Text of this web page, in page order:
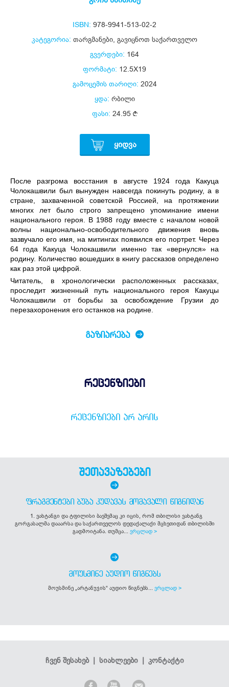
ISBN: 978-9941-513-02-2
კატეგორია: თარგმანები გავიცნოთ საქართველო
გვერდები: 164
ფორმატი: 12.5X19
გამოცემის თარიღი: 2024
ყდა: რბილი
ფასი: 24.95
ᲧᲘᲓᲕᲐ
После разгрома восстания в августе 1924 года Какуца
Чолокашвили был вынужден навсегда покинуть родину, а в
стране, захваченной советской Россией, на протяжении
многих лет было строго запрещено упоминание имени
национального героя. В 1988 году вместе с началом новой
волны национально-освободительного движения вновь
зазвучало его имя, на митингах появился его портрет. Через
64 года Какуца Чолокашвили именно так «вернулся» на
родину. Количество вошедших в книгу рассказов определено
как раз этой цифрой.
Читатель, в хронологически расположенных рассказах,
проследит жизненный путь национального героя Какуцы
Чолокашвили от борьбы за освобождение Грузии до
перезахоронения его останков на родине.
ᲒᲐᲖᲘᲐᲠᲔᲑᲐ
რეცენზიები
ᲠᲔᲪᲔᲜᲖᲘᲔᲑᲘ ᲐᲠ ᲐᲠᲘᲡ
შეთავაზებები
ᲤᲠᲐᲒᲛᲔᲜᲢᲔᲑᲘ ᲑᲣᲑᲐ ᲙᲣᲓᲐᲕᲐᲡ ᲛᲝᲛᲐᲕᲐᲚᲘ ᲬᲘᲒᲜᲘᲓᲐᲜ
1. ვახტანგი და ტფილისი ბავშვმაც კი იცის, რომ თბილისი ვახტანგ
გორგასალმა დააარსა და საქართველოს დედაქალაქი მცხეთიდან თბილისში
გადმოიტანა. თუმცა... ვრცლად >
ᲛᲝᲣᲡᲛᲘᲜᲔ ᲐᲣᲓᲘᲝ ᲬᲘᲒᲜᲔᲑᲡ
მოუსმინე „არტანუჯის“ აუდიო წიგნებს... ვრცლად >
ჩვენ შესახებ| სიახლეები| კონტაქტი